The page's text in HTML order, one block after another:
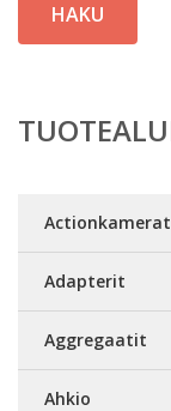
HAKU
Actionkamerat
Adapterit
Aggregaatit
Ahkio